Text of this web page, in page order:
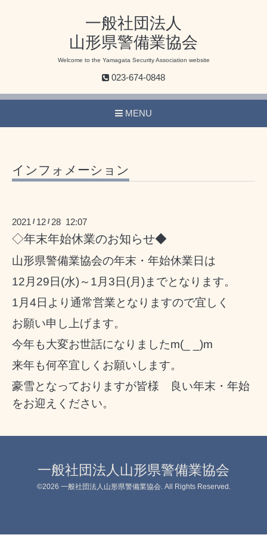
一般社団法人
山形県警備業協会
Welcome to the Yamagata Security Association website
023-674-0848
MENU
インフォメーション
2021 / 12 / 28 12:07
◇年末年始休業のお知らせ◆
山形県警備業協会の年末・年始休業日は
12月29日(水)～1月3日(月)までとなります。
1月4日より通常営業となりますので宜しく
お願い申し上げます。
今年も大変お世話になりましたm(_ _)m
来年も何卒宜しくお願いします。
豪雪となっておりますが皆様 良い年末・年始
をお迎えください。
一般社団法人山形県警備業協会
©2026 一般社団法人山形県警備業協会. All Rights Reserved.